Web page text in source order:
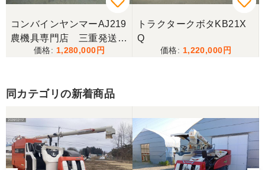
香川県／西川忠洋
丁寧な対応をしていただき計量選別機を無事持ち帰
ることができました。今年の籾摺り時に旧機が故障
し、修理の目途が無い中、手頃な価格の本機を見つ
けることが出来て大満足です。リンスクさんありが
10月にコンバインを購入させていただきました、香
川県から熊本県まで運んでもらい、 とても親切に機
械の説明をしていただき感謝しています。 そして、
この度無事に稲刈りを行い、終了しました。 農機リ
ンクスさん、ありがとうございました。
コンバインヤンマーAJ219
農機具専門店 三重発送整
備済み
1,280,000
トラクタークボタKB21X
Q
1,220,000
同カテゴリの新着商品